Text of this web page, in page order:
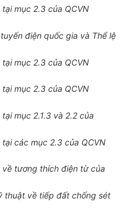
mục 2.3 của QCVN
điện quốc gia và Thể lệ
mục 2.3 của QCVN
mục 2.3 của QCVN
mục 2.1.3 và 2.2 của
các mục 2.3 của QCVN
tương thích điện từ của
thuật về tiếp đất chống sét